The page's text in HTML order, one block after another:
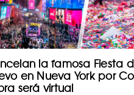
la famosa Fiesta
en Nueva York por
será virtual